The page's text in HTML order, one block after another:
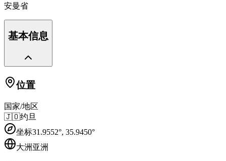
安曼省
基本信息
位置
国家/地区
🇯🇴约旦
坐标31.9552°, 35.9450°
大洲 亚洲